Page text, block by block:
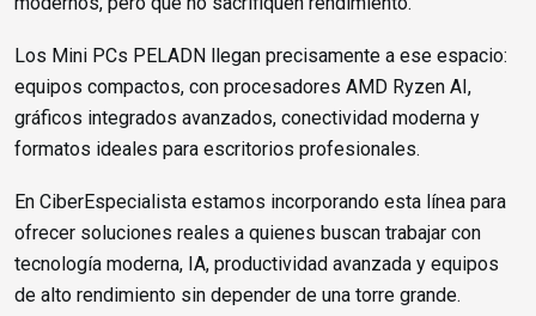
Los Mini PCs PELADN llegan precisamente a ese espacio:
equipos compactos, con procesadores AMD Ryzen AI,
gráficos integrados avanzados, conectividad moderna y
formatos ideales para escritorios profesionales.
En CiberEspecialista estamos incorporando esta línea para
ofrecer soluciones reales a quienes buscan trabajar con
tecnología moderna, IA, productividad avanzada y equipos
de alto rendimiento sin depender de una torre grande.